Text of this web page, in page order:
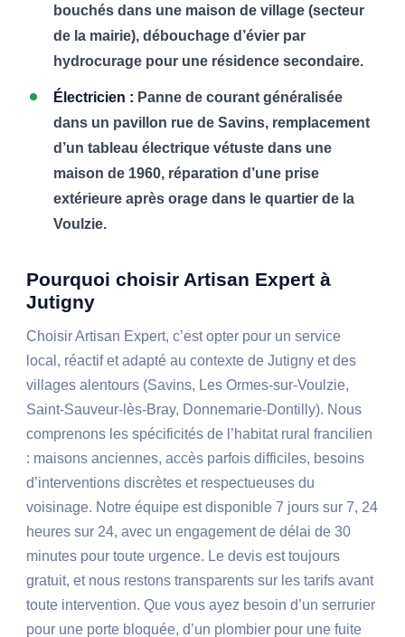
bouchés dans une maison de village (secteur
de la mairie), débouchage d’évier par
hydrocurage pour une résidence secondaire.
Électricien : Panne de courant généralisée
dans un pavillon rue de Savins, remplacement
d’un tableau électrique vétuste dans une
maison de 1960, réparation d’une prise
extérieure après orage dans le quartier de la
Voulzie.
Pourquoi choisir Artisan Expert à
Jutigny
Choisir Artisan Expert, c’est opter pour un service
local, réactif et adapté au contexte de Jutigny et des
villages alentours (Savins, Les Ormes-sur-Voulzie,
Saint-Sauveur-lès-Bray, Donnemarie-Dontilly). Nous
comprenons les spécificités de l’habitat rural francilien
: maisons anciennes, accès parfois difficiles, besoins
d’interventions discrètes et respectueuses du
voisinage. Notre équipe est disponible 7 jours sur 7, 24
heures sur 24, avec un engagement de délai de 30
minutes pour toute urgence. Le devis est toujours
gratuit, et nous restons transparents sur les tarifs avant
toute intervention. Que vous ayez besoin d’un serrurier
pour une porte bloquée, d’un plombier pour une fuite